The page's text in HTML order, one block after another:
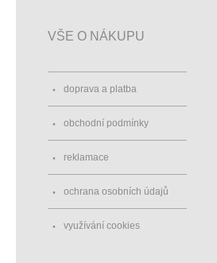
VŠE O NÁKUPU
doprava a platba
obchodní podmínky
reklamace
ochrana osobních údajů
využívání cookies